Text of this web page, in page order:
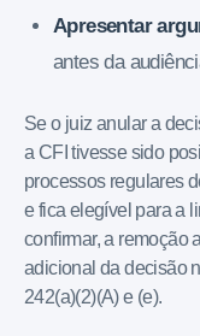
Apresentar
antes da
Se o juiz anular a
a CFI tivesse sido
processos regulares
e fica elegível para a
confirmar, a remoção
adicional da decisão
242(a)(2)(A) e (e).